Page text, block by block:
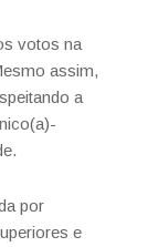
votos na
assim,
a
por
e